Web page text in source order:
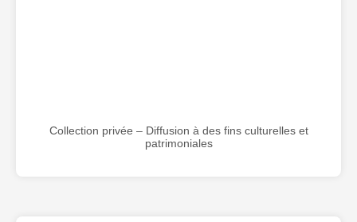
Collection privée – Diffusion à des fins culturelles et
patrimoniales